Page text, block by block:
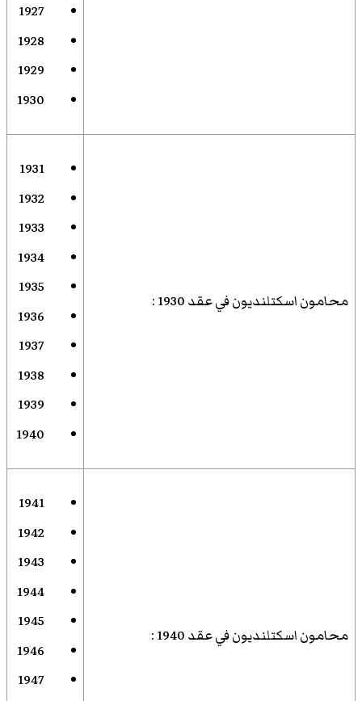
1927
1928
1929
1930
محامون اسكتلنديون في عقد 1930 :
1931
1932
1933
1934
1935
1936
1937
1938
1939
1940
محامون اسكتلنديون في عقد 1940 :
1941
1942
1943
1944
1945
1946
1947